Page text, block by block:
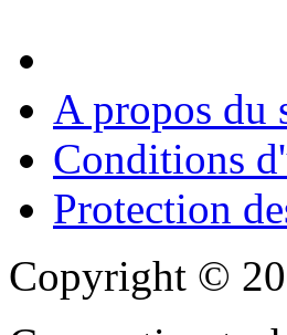
A propos du
Conditions
Protection
Copyright ©